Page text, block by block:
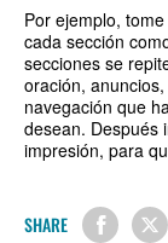
Por ejemplo,
cada sección
secciones se
oración,
navegación que
desean. Después
impresión, para
SHARE